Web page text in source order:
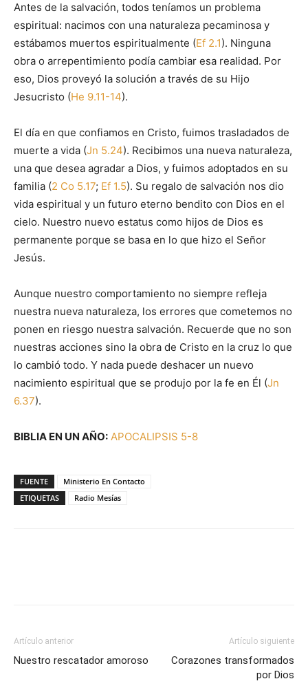
Antes de la salvación, todos teníamos un problema
espiritual: nacimos con una naturaleza pecaminosa y
estábamos muertos espiritualmente (Ef 2.1). Ninguna
obra o arrepentimiento podía cambiar esa realidad. Por
eso, Dios proveyó la solución a través de su Hijo
Jesucristo (He 9.11-14).
El día en que confiamos en Cristo, fuimos trasladados de
muerte a vida (Jn 5.24). Recibimos una nueva naturaleza,
una que desea agradar a Dios, y fuimos adoptados en su
familia (2 Co 5.17; Ef 1.5). Su regalo de salvación nos dio
vida espiritual y un futuro eterno bendito con Dios en el
cielo. Nuestro nuevo estatus como hijos de Dios es
permanente porque se basa en lo que hizo el Señor
Jesús.
Aunque nuestro comportamiento no siempre refleja
nuestra nueva naturaleza, los errores que cometemos no
ponen en riesgo nuestra salvación. Recuerde que no son
nuestras acciones sino la obra de Cristo en la cruz lo que
lo cambió todo. Y nada puede deshacer un nuevo
nacimiento espiritual que se produjo por la fe en Él (Jn
6.37).
BIBLIA EN UN AÑO: APOCALIPSIS 5-8
FUENTE
Ministerio En Contacto
ETIQUETAS
Radio Mesías
Artículo anterior
Nuestro rescatador amoroso
Artículo siguiente
Corazones transformados
por Dios